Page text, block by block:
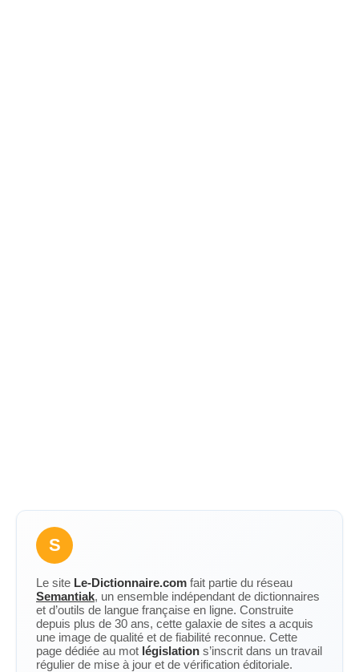
S
Le site Le-Dictionnaire.com fait partie du réseau
Semantiak, un ensemble indépendant de dictionnaires
et d’outils de langue française en ligne. Construite
depuis plus de 30 ans, cette galaxie de sites a acquis
une image de qualité et de fiabilité reconnue. Cette
page dédiée au mot législation s’inscrit dans un travail
régulier de mise à jour et de vérification éditoriale.